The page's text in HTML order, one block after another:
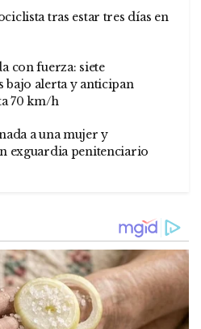
tras estar tres días en
con fuerza: siete
bajo alerta y anticipan
70 km/h
a una mujer y
exguardia penitenciario